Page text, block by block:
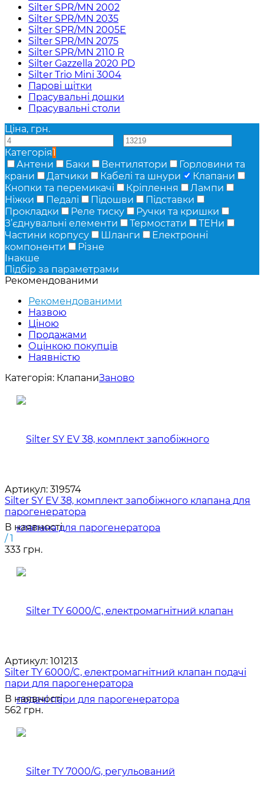
Silter SPR/MN 2002
Silter SPR/MN 2035
Silter SPR/MN 2005E
Silter SPR/MN 2075
Silter SPR/MN 2110 R
Silter Gazzella 2020 PD
Silter Trio Mini 3004
Парові щітки
Прасувальні дошки
Прасувальні столи
Ціна, грн.
Категорія1
Антени
Баки Вентилятори
Горловини та
крани
Датчики Кабелі та шнури
Клапани
Кнопки та перемикачі
Кріплення
Лампи
Ніжки
Педалі Підошви
Підставки
Прокладки
Реле тиску
Ручки та кришки
З’єднувальні елементи
Термостати
ТЕНи
Частини корпусу
Шланги
Електронні
компоненти
Різне
Інакше
Підбір за параметрами
Рекомендованими
Рекомендованими
Назвою
Ціною
Продажами
Оцінкою покупців
Наявністю
Категорія: КлапаниЗаново
Артикул: 319574
Silter SY EV 38, комплект запобіжного клапана для
парогенератора
В наявності
/ 1
333 грн.
Артикул: 101213
Silter TY 6000/C, електромагнітний клапан подачі
пари для парогенератора
В наявності
562 грн.